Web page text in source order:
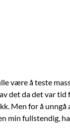
være å teste
det da det var
Men for å
min fullstendig,